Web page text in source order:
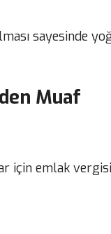
sayesinde
Muaf
için emlak